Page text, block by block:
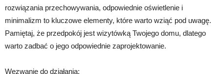
rozwiązania przechowywania, odpowiednie oświetlenie i
minimalizm to kluczowe elementy, które warto wziąć pod uwagę.
Pamiętaj, że przedpokój jest wizytówką Twojego domu, dlatego
warto zadbać o jego odpowiednie zaprojektowanie.
Wezwanie do działania: